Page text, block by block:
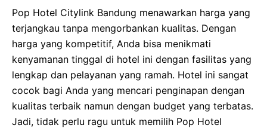
Pop Hotel Citylink Bandung menawarkan harga yang
terjangkau tanpa mengorbankan kualitas. Dengan
harga yang kompetitif, Anda bisa menikmati
kenyamanan tinggal di hotel ini dengan fasilitas yang
lengkap dan pelayanan yang ramah. Hotel ini sangat
cocok bagi Anda yang mencari penginapan dengan
kualitas terbaik namun dengan budget yang terbatas.
Jadi, tidak perlu ragu untuk memilih Pop Hotel